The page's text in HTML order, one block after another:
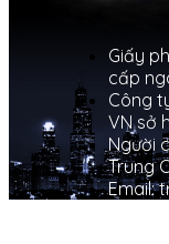
Giấy
cấp
Công
VN sở
Người
Trung
Email: